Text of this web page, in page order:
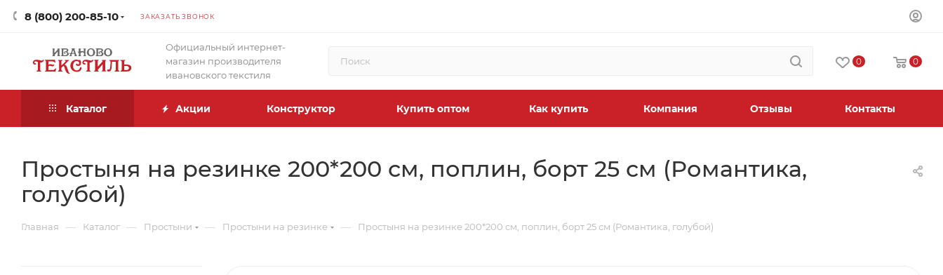
8 (800) 200-85-10 ЗАКАЗАТЬ ЗВОНОК
Официальный интернет-
магазин производителя
ивановского текстиля
0 0
Каталог Акции Конструктор Купить оптом Как купить Компания Отзывы Контакты
Простыня на резинке 200*200 см, поплин, борт 25 см (Романтика,
голубой)
Главная — Каталог — Простыни — Простыни на резинке — Простыня на резинке 200*200 см, поплин, борт 25 см (Романтика, голубой)